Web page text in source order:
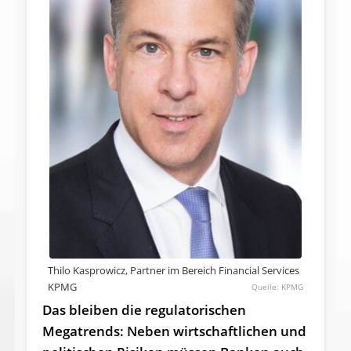
Thilo Kasprowicz, Partner im Bereich Financial Services
KPMG
KPMG
Das bleiben die regulatorischen
Megatrends: Neben wirtschaftlichen und